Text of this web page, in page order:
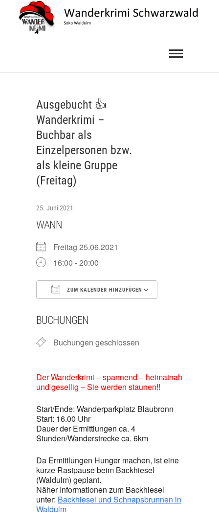
Schwarzwald
Ausgebucht 👍
Wanderkrimi –
Buchbar als
Einzelpersonen bzw.
als kleine Gruppe
(Freitag)
25. Juni 2021
WANN
Freitag 25.06.2021
16:00 - 20:00
ZUM KALENDER HINZUFÜGEN
BUCHUNGEN
Buchungen geschlossen
Der Wanderkrimi – spannend – heimatnah
und gesellig – Sie werden staunen!!
Start/Ende: Wanderparkplatz Blaubronn
Start: 16.00 Uhr
Dauer der Ermittlungen ca. 4
Stunden/Wanderstrecke ca. 6km
Da Ermittlungen Hunger machen, ist eine
kurze Rastpause beim Backhiesel
(Waldulm) geplant.
Näher Informationen zum Backhiesel
unter: Backhiesel und Schnapsbrunnen in
Waldulm